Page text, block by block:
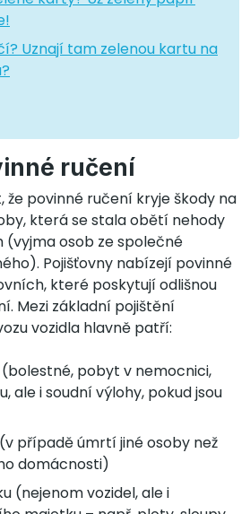
Uznají tam zelenou kartu na
ručení
že povinné ručení kryje škody na
která se stala obětí nehody
(vyjma osob ze společné
Pojišťovny nabízejí povinné
které poskytují odlišnou
Mezi základní pojištění
vozidla hlavně patří:
pobyt v nemocnici,
ale i soudní výlohy, pokud jsou
případě úmrtí jiné osoby než
domácnosti)
(nejenom vozidel, ale i